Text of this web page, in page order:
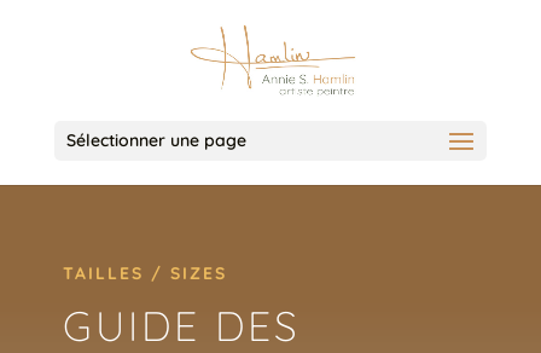
Sélectionner une page
TAILLES / SIZES
GUIDE DES